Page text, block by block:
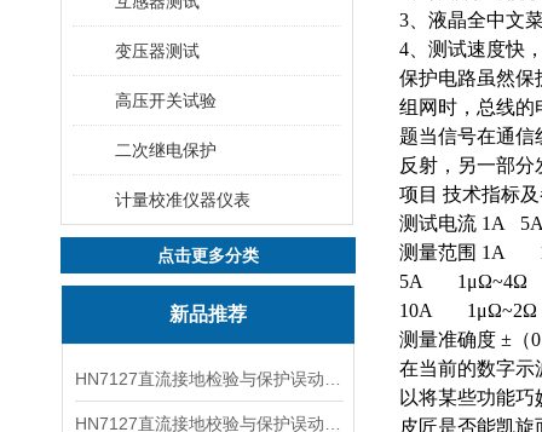
变压器测试
高压开关试验
二次继电保护
计量校准仪器仪表
点击更多分类
新品推荐
3、液晶全中文
4、测试速度快
保护电路虽然保
组网时，总线的
题当信号在通信
反射，另一部
项目 技术指标
测试电流 1A
测量范围 1A
5A 1μΩ~4Ω
10A 1μΩ~2Ω
测量准确度 ±（
在当前的数字示
以将某些功能
皮匠是否能凯